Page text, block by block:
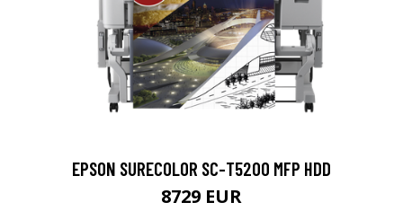
EPSON SURECOLOR SC-T5200 MFP HDD
8729 EUR